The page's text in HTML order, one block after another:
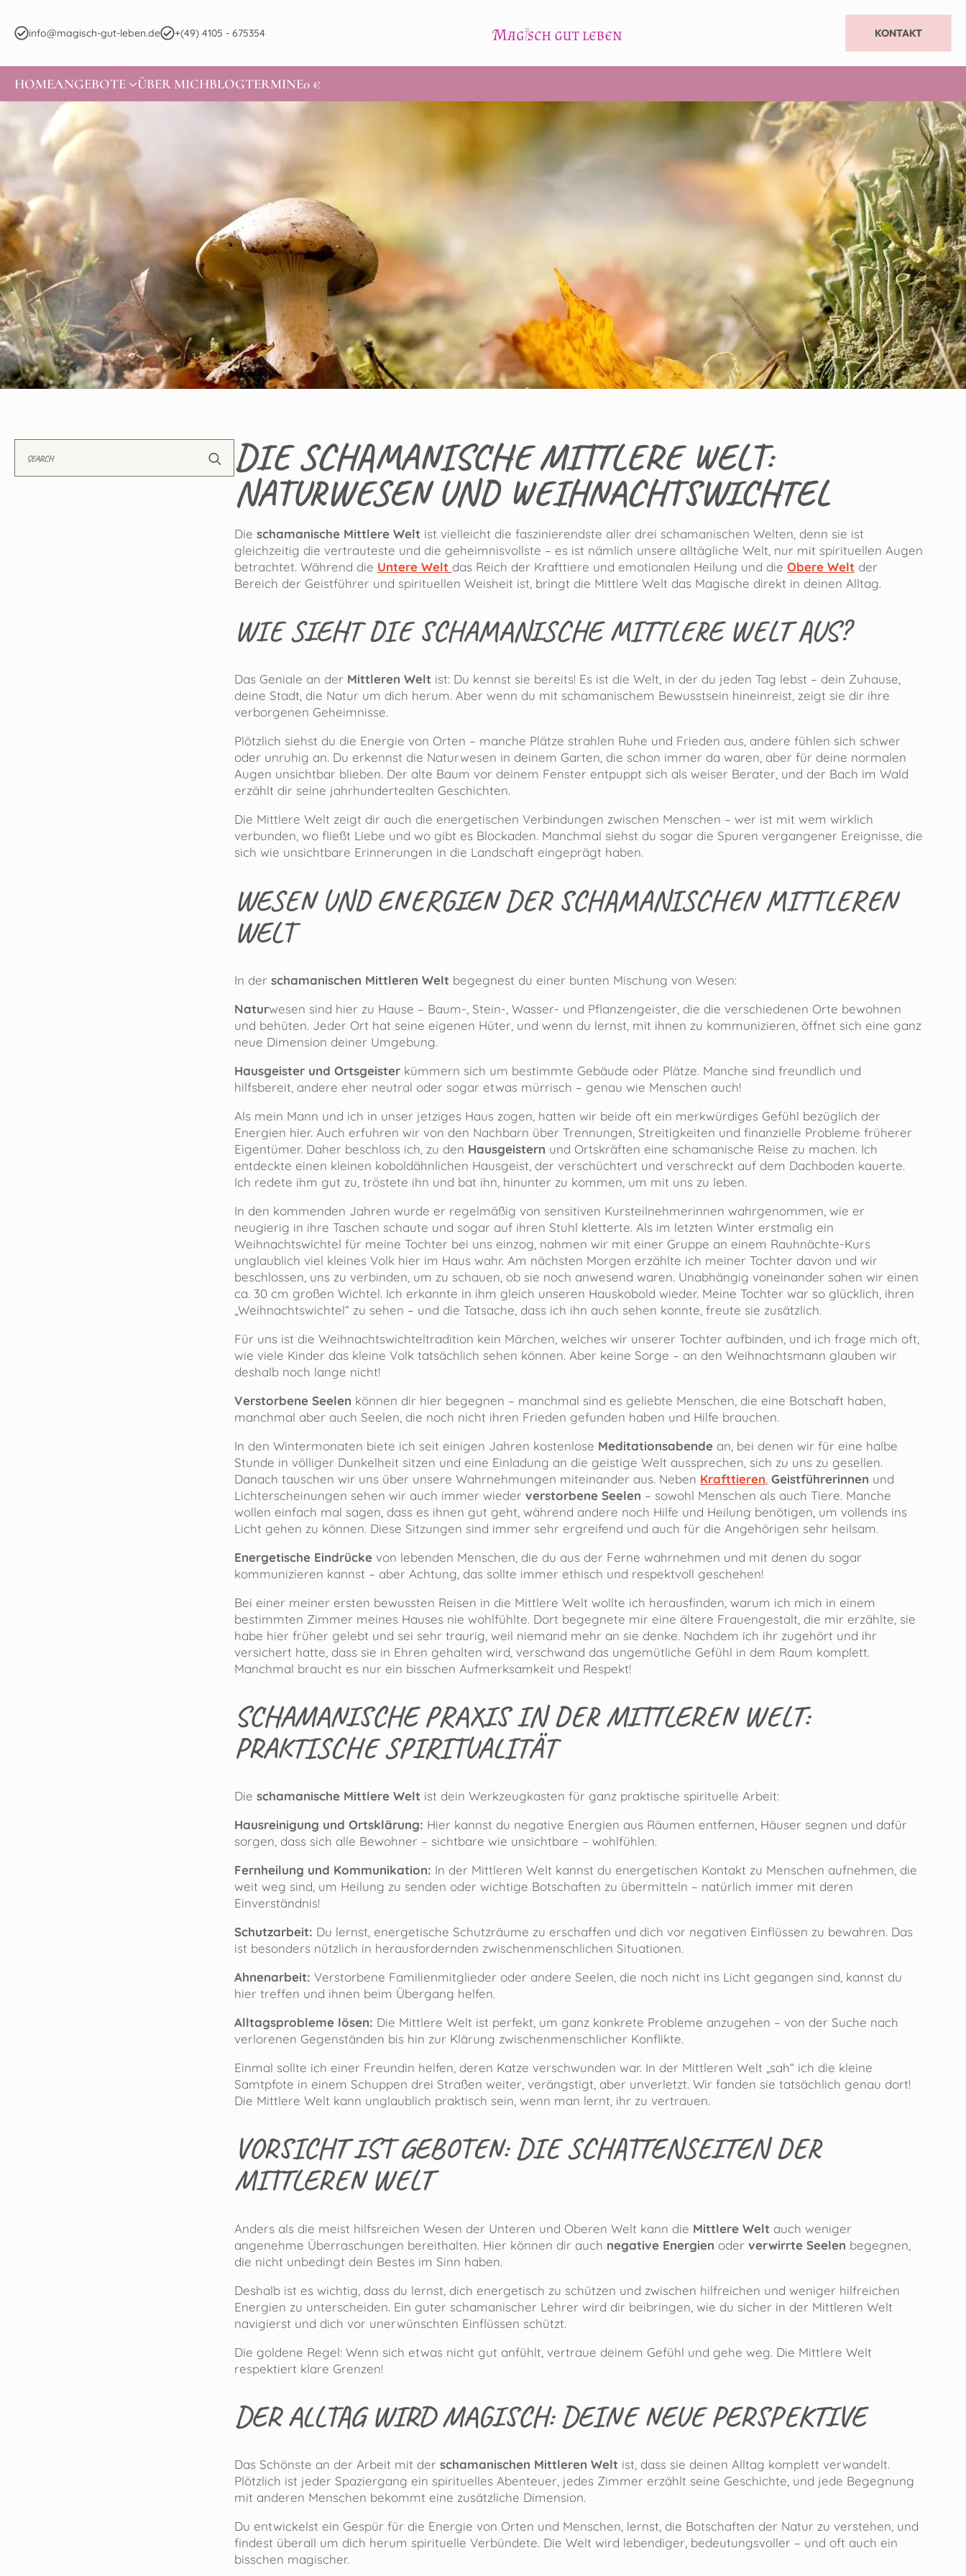
info@magisch-gut-leben.de +(49) 4105 - 675354 KONTAKT
HOMEANGEBOTE ÜBER MICHBLOGTERMINE0 €
Search
for:
DIE SCHAMANISCHE MITTLERE WELT:
NATURWESEN UND WEIHNACHTSWICHTEL
Die schamanische Mittlere Welt ist vielleicht die faszinierendste aller drei schamanischen Welten, denn sie ist
gleichzeitig die vertrauteste und die geheimnisvollste – es ist nämlich unsere alltägliche Welt, nur mit spirituellen Augen
betrachtet. Während die Untere Welt das Reich der Krafttiere und emotionalen Heilung und die Obere Welt der
Bereich der Geistführer und spirituellen Weisheit ist, bringt die Mittlere Welt das Magische direkt in deinen Alltag.
WIE SIEHT DIE SCHAMANISCHE MITTLERE WELT AUS?
Das Geniale an der Mittleren Welt ist: Du kennst sie bereits! Es ist die Welt, in der du jeden Tag lebst – dein Zuhause,
deine Stadt, die Natur um dich herum. Aber wenn du mit schamanischem Bewusstsein hineinreist, zeigt sie dir ihre
verborgenen Geheimnisse.
Plötzlich siehst du die Energie von Orten – manche Plätze strahlen Ruhe und Frieden aus, andere fühlen sich schwer
oder unruhig an. Du erkennst die Naturwesen in deinem Garten, die schon immer da waren, aber für deine normalen
Augen unsichtbar blieben. Der alte Baum vor deinem Fenster entpuppt sich als weiser Berater, und der Bach im Wald
erzählt dir seine jahrhundertealten Geschichten.
Die Mittlere Welt zeigt dir auch die energetischen Verbindungen zwischen Menschen – wer ist mit wem wirklich
verbunden, wo fließt Liebe und wo gibt es Blockaden. Manchmal siehst du sogar die Spuren vergangener Ereignisse, die
sich wie unsichtbare Erinnerungen in die Landschaft eingeprägt haben.
WESEN UND ENERGIEN DER SCHAMANISCHEN MITTLEREN
WELT
In der schamanischen Mittleren Welt begegnest du einer bunten Mischung von Wesen:
Naturwesen sind hier zu Hause – Baum-, Stein-, Wasser- und Pflanzengeister, die die verschiedenen Orte bewohnen
und behüten. Jeder Ort hat seine eigenen Hüter, und wenn du lernst, mit ihnen zu kommunizieren, öffnet sich eine ganz
neue Dimension deiner Umgebung.
Hausgeister und Ortsgeister kümmern sich um bestimmte Gebäude oder Plätze. Manche sind freundlich und
hilfsbereit, andere eher neutral oder sogar etwas mürrisch – genau wie Menschen auch!
Als mein Mann und ich in unser jetziges Haus zogen, hatten wir beide oft ein merkwürdiges Gefühl bezüglich der
Energien hier. Auch erfuhren wir von den Nachbarn über Trennungen, Streitigkeiten und finanzielle Probleme früherer
Eigentümer. Daher beschloss ich, zu den Hausgeistern und Ortskräften eine schamanische Reise zu machen. Ich
entdeckte einen kleinen koboldähnlichen Hausgeist, der verschüchtert und verschreckt auf dem Dachboden kauerte.
Ich redete ihm gut zu, tröstete ihn und bat ihn, hinunter zu kommen, um mit uns zu leben.
In den kommenden Jahren wurde er regelmäßig von sensitiven Kursteilnehmerinnen wahrgenommen, wie er
neugierig in ihre Taschen schaute und sogar auf ihren Stuhl kletterte. Als im letzten Winter erstmalig ein
Weihnachtswichtel für meine Tochter bei uns einzog, nahmen wir mit einer Gruppe an einem Rauhnächte-Kurs
unglaublich viel kleines Volk hier im Haus wahr. Am nächsten Morgen erzählte ich meiner Tochter davon und wir
beschlossen, uns zu verbinden, um zu schauen, ob sie noch anwesend waren. Unabhängig voneinander sahen wir einen
ca. 30 cm großen Wichtel. Ich erkannte in ihm gleich unseren Hauskobold wieder. Meine Tochter war so glücklich, ihren
„Weihnachtswichtel“ zu sehen – und die Tatsache, dass ich ihn auch sehen konnte, freute sie zusätzlich.
Für uns ist die Weihnachtswichteltradition kein Märchen, welches wir unserer Tochter aufbinden, und ich frage mich oft,
wie viele Kinder das kleine Volk tatsächlich sehen können. Aber keine Sorge – an den Weihnachtsmann glauben wir
deshalb noch lange nicht!
Verstorbene Seelen können dir hier begegnen – manchmal sind es geliebte Menschen, die eine Botschaft haben,
manchmal aber auch Seelen, die noch nicht ihren Frieden gefunden haben und Hilfe brauchen.
In den Wintermonaten biete ich seit einigen Jahren kostenlose Meditationsabende an, bei denen wir für eine halbe
Stunde in völliger Dunkelheit sitzen und eine Einladung an die geistige Welt aussprechen, sich zu uns zu gesellen.
Danach tauschen wir uns über unsere Wahrnehmungen miteinander aus. Neben Krafttieren Geistführerinnen und
Lichterscheinungen sehen wir auch immer wieder verstorbene Seelen – sowohl Menschen als auch Tiere. Manche
wollen einfach mal sagen, dass es ihnen gut geht, während andere noch Hilfe und Heilung benötigen, um vollends ins
Licht gehen zu können. Diese Sitzungen sind immer sehr ergreifend und auch für die Angehörigen sehr heilsam.
Energetische Eindrücke von lebenden Menschen, die du aus der Ferne wahrnehmen und mit denen du sogar
kommunizieren kannst – aber Achtung, das sollte immer ethisch und respektvoll geschehen!
Bei einer meiner ersten bewussten Reisen in die Mittlere Welt wollte ich herausfinden, warum ich mich in einem
bestimmten Zimmer meines Hauses nie wohlfühlte. Dort begegnete mir eine ältere Frauengestalt, die mir erzählte, sie
habe hier früher gelebt und sei sehr traurig, weil niemand mehr an sie denke. Nachdem ich ihr zugehört und ihr
versichert hatte, dass sie in Ehren gehalten wird, verschwand das ungemütliche Gefühl in dem Raum komplett.
Manchmal braucht es nur ein bisschen Aufmerksamkeit und Respekt!
SCHAMANISCHE PRAXIS IN DER MITTLEREN WELT:
PRAKTISCHE SPIRITUALITÄT
Die schamanische Mittlere Welt ist dein Werkzeugkasten für ganz praktische spirituelle Arbeit:
Hausreinigung und Ortsklärung: Hier kannst du negative Energien aus Räumen entfernen, Häuser segnen und dafür
sorgen, dass sich alle Bewohner – sichtbare wie unsichtbare – wohlfühlen.
Fernheilung und Kommunikation: In der Mittleren Welt kannst du energetischen Kontakt zu Menschen aufnehmen, die
weit weg sind, um Heilung zu senden oder wichtige Botschaften zu übermitteln – natürlich immer mit deren
Einverständnis!
Schutzarbeit: Du lernst, energetische Schutzräume zu erschaffen und dich vor negativen Einflüssen zu bewahren. Das
ist besonders nützlich in herausfordernden zwischenmenschlichen Situationen.
Ahnenarbeit: Verstorbene Familienmitglieder oder andere Seelen, die noch nicht ins Licht gegangen sind, kannst du
hier treffen und ihnen beim Übergang helfen.
Alltagsprobleme lösen: Die Mittlere Welt ist perfekt, um ganz konkrete Probleme anzugehen – von der Suche nach
verlorenen Gegenständen bis hin zur Klärung zwischenmenschlicher Konflikte.
Einmal sollte ich einer Freundin helfen, deren Katze verschwunden war. In der Mittleren Welt „sah“ ich die kleine
Samtpfote in einem Schuppen drei Straßen weiter, verängstigt, aber unverletzt. Wir fanden sie tatsächlich genau dort!
Die Mittlere Welt kann unglaublich praktisch sein, wenn man lernt, ihr zu vertrauen.
VORSICHT IST GEBOTEN: DIE SCHATTENSEITEN DER
MITTLEREN WELT
Anders als die meist hilfsreichen Wesen der Unteren und Oberen Welt kann die Mittlere Welt auch weniger
angenehme Überraschungen bereithalten. Hier können dir auch negative Energien oder verwirrte Seelen begegnen,
die nicht unbedingt dein Bestes im Sinn haben.
Deshalb ist es wichtig, dass du lernst, dich energetisch zu schützen und zwischen hilfreichen und weniger hilfreichen
Energien zu unterscheiden. Ein guter schamanischer Lehrer wird dir beibringen, wie du sicher in der Mittleren Welt
navigierst und dich vor unerwünschten Einflüssen schützt.
Die goldene Regel: Wenn sich etwas nicht gut anfühlt, vertraue deinem Gefühl und gehe weg. Die Mittlere Welt
respektiert klare Grenzen!
DER ALLTAG WIRD MAGISCH: DEINE NEUE PERSPEKTIVE
Das Schönste an der Arbeit mit der schamanischen Mittleren Welt ist, dass sie deinen Alltag komplett verwandelt.
Plötzlich ist jeder Spaziergang ein spirituelles Abenteuer, jedes Zimmer erzählt seine Geschichte, und jede Begegnung
mit anderen Menschen bekommt eine zusätzliche Dimension.
Du entwickelst ein Gespür für die Energie von Orten und Menschen, lernst, die Botschaften der Natur zu verstehen, und
findest überall um dich herum spirituelle Verbündete. Die Welt wird lebendiger, bedeutungsvoller – und oft auch ein
bisschen magischer.